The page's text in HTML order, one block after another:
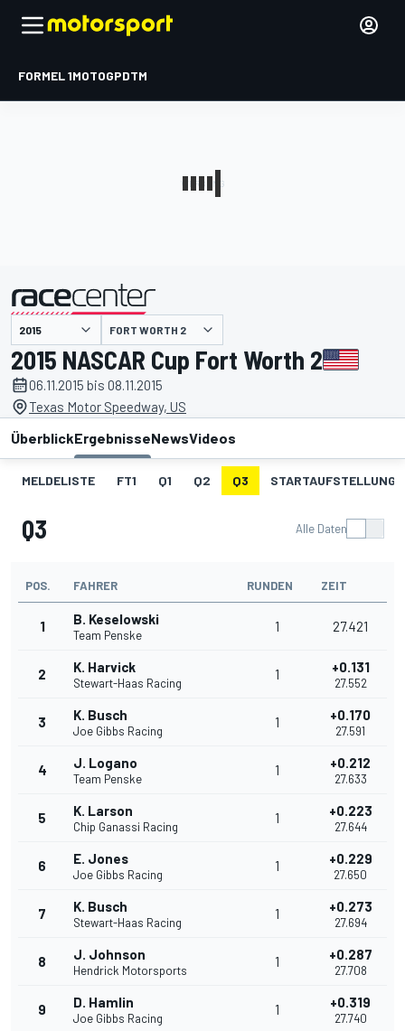
FORMEL 1MOTOGPDTM
FORT WORTH 2
2015 NASCAR Cup Fort Worth 2
06.11.2015 bis 08.11.2015
Texas Motor Speedway, US
ÜberblickErgebnisseNewsVideos
MELDELISTE FT1 Q1 Q2 Q3 STARTAUFSTELLUNG
Q3 Alle Daten
POS. FAHRER RUNDEN ZEIT
1 B. Keselowski
Team Penske
1 27.421
2 K. Harvick
Stewart-Haas Racing
1 +0.131
27.552
3 K. Busch
Joe Gibbs Racing
1 +0.170
27.591
4 J. Logano
Team Penske
1 +0.212
27.633
5 K. Larson
Chip Ganassi Racing
1 +0.223
27.644
6 E. Jones
Joe Gibbs Racing
1 +0.229
27.650
7 K. Busch
Stewart-Haas Racing
1 +0.273
27.694
8 J. Johnson
Hendrick Motorsports
1 +0.287
27.708
9 D. Hamlin
Joe Gibbs Racing
1 +0.319
27.740